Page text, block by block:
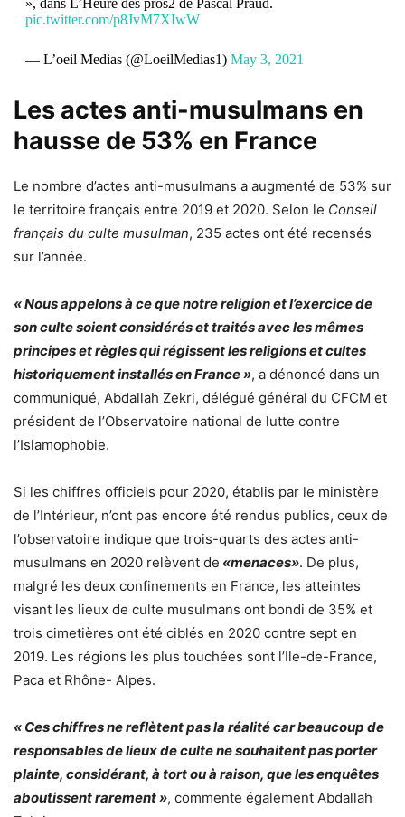
pic.twitter.com/p8JvM7XIwW
— L’oeil Medias (@LoeilMedias1) May 3, 2021
Les actes anti-musulmans en
hausse de 53% en France
Le nombre d’actes anti-musulmans a augmenté de 53% sur
le territoire français entre 2019 et 2020. Selon le Conseil
français du culte musulman, 235 actes ont été recensés
sur l’année.
« Nous appelons à ce que notre religion et l’exercice de
son culte soient considérés et traités avec les mêmes
principes et règles qui régissent les religions et cultes
historiquement installés en France », a dénoncé dans un
communiqué, Abdallah Zekri, délégué général du CFCM et
président de l’Observatoire national de lutte contre
l’Islamophobie.
Si les chiffres officiels pour 2020, établis par le ministère
de l’Intérieur, n’ont pas encore été rendus publics, ceux de
l’observatoire indique que trois-quarts des actes anti-
musulmans en 2020 relèvent de «menaces». De plus,
malgré les deux confinements en France, les atteintes
visant les lieux de culte musulmans ont bondi de 35% et
trois cimetières ont été ciblés en 2020 contre sept en
2019. Les régions les plus touchées sont l’Ile-de-France,
Paca et Rhône- Alpes.
« Ces chiffres ne reflètent pas la réalité car beaucoup de
responsables de lieux de culte ne souhaitent pas porter
plainte, considérant, à tort ou à raison, que les enquêtes
aboutissent rarement », commente également Abdallah